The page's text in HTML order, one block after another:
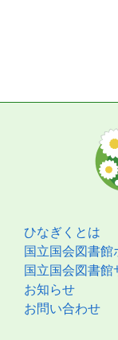
ひなぎくとは
国立国会図書館
国立国会図書館
お知らせ
お問い合わせ